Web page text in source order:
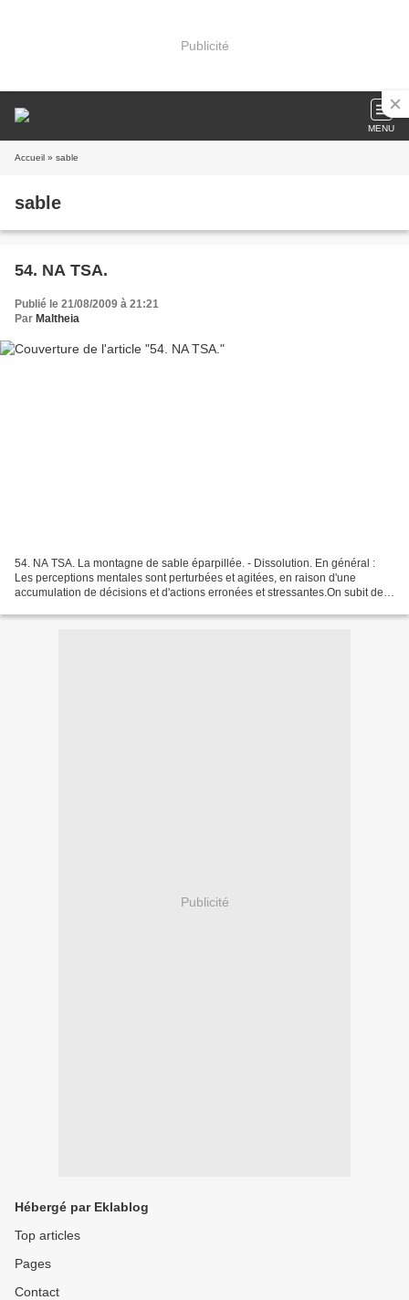
Publicité
MENU
Accueil » sable
sable
54. NA TSA.
Publié le 21/08/2009 à 21:21
Par Maltheia
54. NA TSA. La montagne de sable éparpillée. - Dissolution. En général :
Les perceptions mentales sont perturbées et agitées, en raison d'une
accumulation de décisions et d'actions erronées et stressantes.On subit de
Publicité
Hébergé par Eklablog
Top articles
Pages
Contact